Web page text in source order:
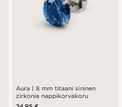
Aura | 8 mm titaani sininen
zirkonia nappikorvakoru